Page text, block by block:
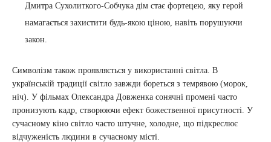
Дмитра Сухолиткого-Собчука дім стає фортецею, яку герой
намагається захистити будь-якою ціною, навіть порушуючи
закон.
Символізм також проявляється у використанні світла. В
українській традиції світло завжди бореться з темрявою (морок,
ніч). У фільмах Олександра Довженка сонячні промені часто
пронизують кадр, створюючи ефект божественної присутності. У
сучасному кіно світло часто штучне, холодне, що підкреслює
відчуженість людини в сучасному місті.